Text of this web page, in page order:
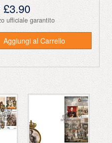
£3.90
ufficiale garantito
Aggiungi al Carrello